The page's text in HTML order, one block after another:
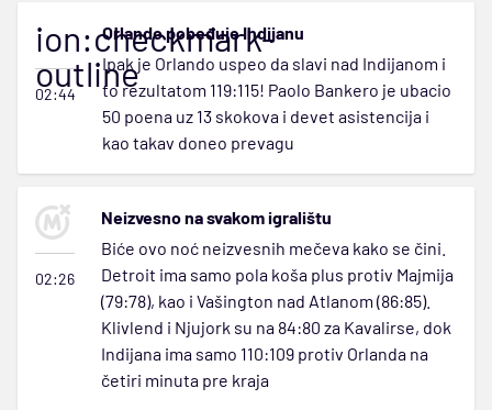
ion:checkmark-
outline
02:44
Orlando pobeđuje Indijanu
Ipak je Orlando uspeo da slavi nad Indijanom i
to rezultatom 119:115! Paolo Bankero je ubacio
50 poena uz 13 skokova i devet asistencija i
kao takav doneo prevagu
02:26
Neizvesno na svakom igralištu
Biće ovo noć neizvesnih mečeva kako se čini.
Detroit ima samo pola koša plus protiv Majmija
(79:78), kao i Vašington nad Atlanom (86:85).
Klivlend i Njujork su na 84:80 za Kavalirse, dok
Indijana ima samo 110:109 protiv Orlanda na
četiri minuta pre kraja